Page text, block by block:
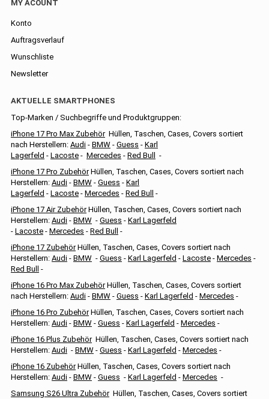
MY ACOUNT
Konto
Auftragsverlauf
Wunschliste
Newsletter
AKTUELLE SMARTPHONES
Top-Marken / Suchbegriffe und Produktgruppen:
iPhone 17 Pro Max ZubehörHüllen, Taschen, Cases, Covers sortiert
nach Herstellern: Audi - BMW - Guess - Karl
Lagerfeld - Lacoste - Mercedes - Red Bull
-
iPhone 17 Pro ZubehörHüllen, Taschen, Cases, Covers sortiert nach
Herstellern: Audi - BMW - Guess - Karl
Lagerfeld - Lacoste - Mercedes - Red Bull
-
iPhone 17 Air ZubehörHüllen, Taschen, Cases, Covers sortiert nach
Herstellern: Audi - BMW - Guess - Karl Lagerfeld
- Lacoste - Mercedes - Red Bull
-
iPhone 17 ZubehörHüllen, Taschen, Cases, Covers sortiert nach
Herstellern: Audi - BMW - Guess - Karl Lagerfeld - Lacoste - Mercedes -
Red Bull
-
iPhone 16 Pro Max ZubehörHüllen, Taschen, Cases, Covers sortiert
nach Herstellern: Audi - BMW - Guess - Karl Lagerfeld - Mercedes -
iPhone 16 Pro ZubehörHüllen, Taschen, Cases, Covers sortiert nach
Herstellern: Audi - BMW - Guess - Karl Lagerfeld - Mercedes -
iPhone 16 Plus ZubehörHüllen, Taschen, Cases, Covers sortiert nach
Herstellern: Audi - BMW - Guess - Karl Lagerfeld - Mercedes -
iPhone 16 ZubehörHüllen, Taschen, Cases, Covers sortiert nach
Herstellern: Audi - BMW - Guess - Karl Lagerfeld - Mercedes -
Samsung S26 Ultra ZubehörHüllen, Taschen, Cases, Covers sortiert